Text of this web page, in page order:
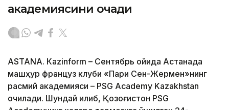
академиясини очади
ASTANА. Кazinform – Сентябрь ойида Астанада
машҳур француз клуби «Пари Сен-Жермен»нинг
расмий академияси – PSG Academy Kazakhstan
очилади. Шундай қилиб, Қозоғистон PSG